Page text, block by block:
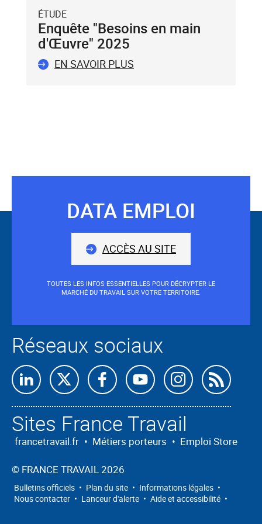
clavier.
Vous
ne
pouvez
clé
ÉTUDE
Enquête "Besoins en main
d'Œuvre" 2025
EN SAVOIR PLUS
Suivez-DATA EMPLOI
ACCÈS AU SITE
TOUTES LES INFOS ESSENTIELLES POUR DÉCRYPTER LE
MARCHÉ DU TRAVAIL SUR VOTRE TERRITOIRE.
Réseaux sociaux
Retrouvez-
nous
sur
Linkedin
Retrouvez-
nous
sur
X
Retrouvez-
nous
sur
Facebook
Retrouvez-
nous
sur
Youtube
Retrouvez-
nous
Instagram
nous
nos
Sites France Travail
francetravail.fr • Métiers porteurs • Emploi Store
© FRANCE TRAVAIL 2026
Bulletins officiels • Plan du site • Informations légales •
Nous contacter • Lanceur d'alerte • Aide et accessibilité •